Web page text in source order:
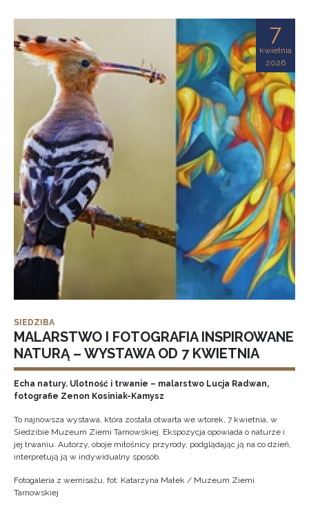
7
kwietnia
2026
SIEDZIBA
MALARSTWO I FOTOGRAFIA INSPIROWANE
NATURĄ – WYSTAWA OD 7 KWIETNIA
Echa natury. Ulotność i trwanie – malarstwo Lucja Radwan,
fotografie Zenon Kosiniak-Kamysz
To najnowsza wystawa, która została otwarta we wtorek, 7 kwietnia, w
Siedzibie Muzeum Ziemi Tarnowskiej. Ekspozycja opowiada o naturze i
jej trwaniu. Autorzy, oboje miłośnicy przyrody, podglądając ją na co dzień,
interpretują ją w indywidualny sposób.
Fotogaleria z wernisażu, fot: Katarzyna Małek / Muzeum Ziemi
Tarnowskiej